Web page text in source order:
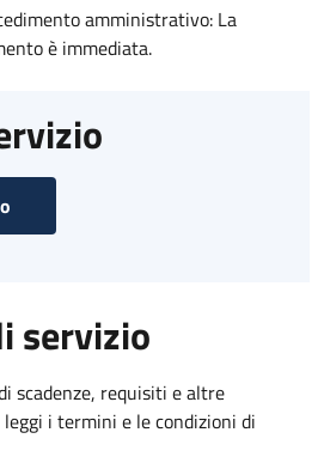
amministrativo: La
è immediata.
servizio
scadenze, requisiti e altre
i termini e le condizioni di